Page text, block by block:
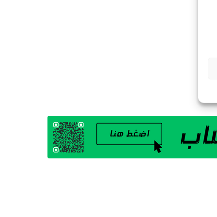
N
E